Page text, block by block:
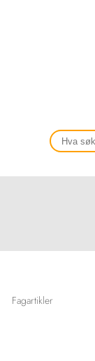
Fagartikler